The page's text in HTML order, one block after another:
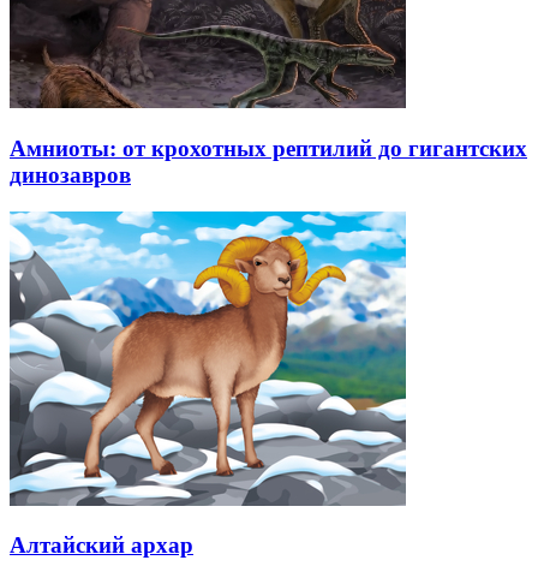
Амниоты: от крохотных рептилий до гигантских
динозавров
Алтайский архар